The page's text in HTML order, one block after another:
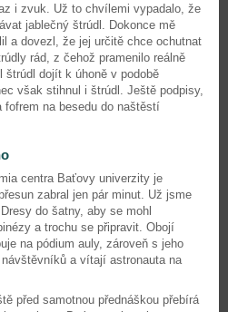
i zvuk. Už to chvílemi vypadalo, že
jablečný štrúdl. Dokonce mě
a dovezl, že jej určitě chce ochutnat
rád, z čehož pramenilo reálně
štrúdl dojít k úhoně v podobě
však stihnul i štrúdl. Ještě podpisy,
fofrem na besedu do naštěstí
centra Baťovy univerzity je
zabral jen pár minut. Už jsme
do šatny, aby se mohl
a trochu se připravit. Obojí
na pódium auly, zároveň s jeho
a vítají astronauta na
před samotnou přednáškou přebírá